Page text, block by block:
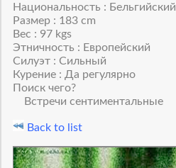
Национальность : Бельгийский
Размер : 183 cm
Вес : 97 kgs
Этничность : Европейский
Силуэт : Сильный
Курение : Да регулярно
Поиск чего?
Встречи сентиментальные
Back to list